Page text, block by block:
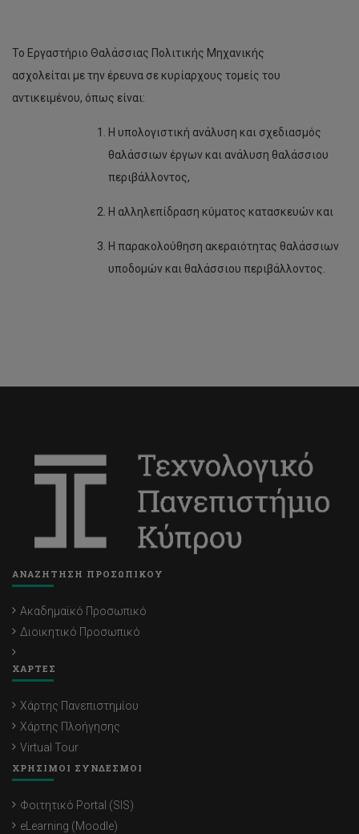
Το Εργαστήριο Θαλάσσιας Πολιτικής Μηχανικής
ασχολείται με την έρευνα σε κυρίαρχους τομείς του
αντικειμένου, όπως είναι:
Η υπολογιστική ανάλυση και σχεδιασμός
θαλάσσιων έργων και ανάλυση θαλάσσιου
περιβάλλοντος,
Η αλληλεπίδραση κύματος κατασκευών και
Η παρακολούθηση ακεραιότητας θαλάσσιων
υποδομών και θαλάσσιου περιβάλλοντος.
ΑΝΑΖΗΤΗΣΗ ΠΡΟΣΩΠΙΚΟΥ
Ακαδημαϊκό Προσωπικό
Διοικητικό Προσωπικό
ΧΑΡΤΕΣ
Χάρτης Πανεπιστημίου
Χάρτης Πλοήγησης
Virtual Tour
ΧΡΗΣΙΜΟΙ ΣΥΝΔΕΣΜΟΙ
Φοιτητικό Portal (SIS)
eLearning (Moodle)